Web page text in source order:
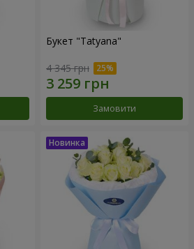
Букет "Tatyana"
4 345 грн
Замовити